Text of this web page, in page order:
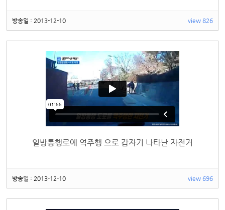
방송일 : 2013-12-10 view 826
일방통행로에 역주행 으로 갑자기 나타난 자전거
방송일 : 2013-12-10 view 696